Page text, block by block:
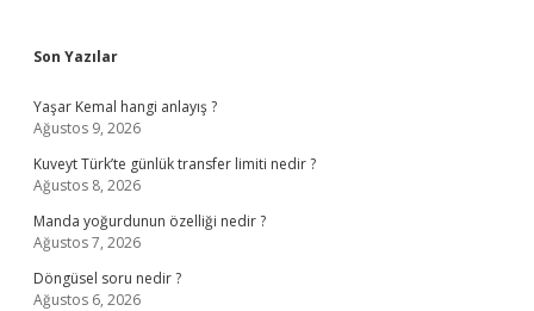
Sidebar
Son Yazılar
Yaşar Kemal hangi anlayış ?
Ağustos 9, 2026
Kuveyt Türk’te günlük transfer limiti nedir ?
Ağustos 8, 2026
Manda yoğurdunun özelliği nedir ?
Ağustos 7, 2026
Döngüsel soru nedir ?
Ağustos 6, 2026